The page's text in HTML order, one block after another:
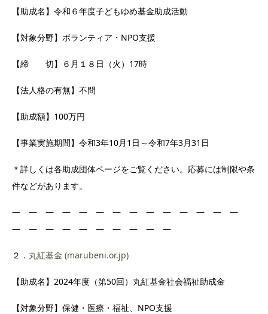
【助成名】令和６年度子どもゆめ基金助成活動
【対象分野】ボランティア・NPO支援
【締 切】６月１８日（火）17時
【法人格の有無】不問
【助成額】100万円
【事業実施期間】令和3年10月1日～令和7年3月31日
＊詳しくは各助成団体ページをご覧ください。応募には制限や条
件などがあります。
― ― ― ― ― ― ― ― ― ― ― ― ― ―
― ― ― ― ― ― ― ― ― ―
２． 丸紅基金 (marubeni.or.jp)
【助成名】2024年度（第50回）丸紅基金社会福祉助成金
【対象分野】保健・医療・福祉、NPO支援